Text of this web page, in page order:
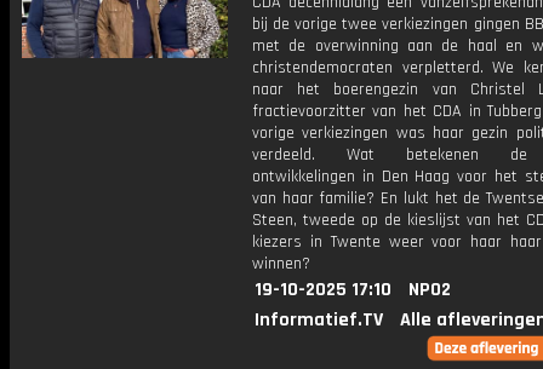
bij de vorige twee verkiezingen gingen
met de overwinning aan de haal en
christendemocraten verpletterd. We
naar het boerengezin van Christel
fractievoorzitter van het CDA in
vorige verkiezingen was haar gezin
verdeeld. Wat betekenen de
ontwikkelingen in Den Haag voor het
van haar familie? En lukt het de
Steen, tweede op de kieslijst van het
kiezers in Twente weer voor haar
winnen?
19-10-2025 17:10
NPO2
Informatief.TV
Alle